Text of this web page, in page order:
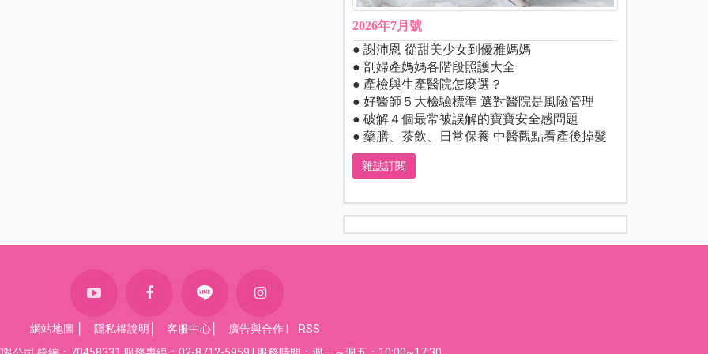
2026年7月號
● 謝沛恩 從甜美少女到優雅媽媽
● 剖婦產媽媽各階段照護大全
● 產檢與生產醫院怎麼選？
● 好醫師５大檢驗標準 選對醫院是風險管理
● 破解４個最常被誤解的寶寶安全感問題
● 藥膳、茶飲、日常保養 中醫觀點看產後掉髮
雜誌訂閱
網站地圖 隱私權說明 客服中心 廣告與合作
RSS